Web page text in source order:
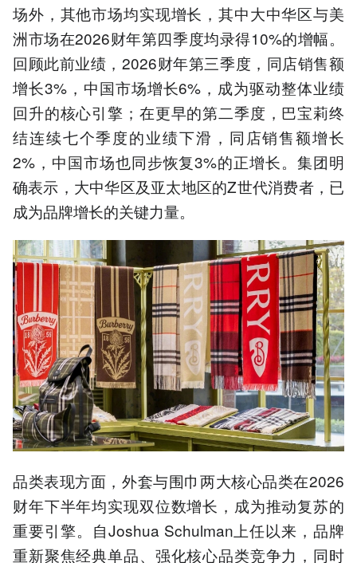
场外，其他市场均实现增长，其中大中华区与美
洲市场在2026财年第四季度均录得10%的增幅。
回顾此前业绩，2026财年第三季度，同店销售额
增长3%，中国市场增长6%，成为驱动整体业绩
回升的核心引擎；在更早的第二季度，巴宝莉终
结连续七个季度的业绩下滑，同店销售额增长
2%，中国市场也同步恢复3%的正增长。集团明
确表示，大中华区及亚太地区的Z世代消费者，已
成为品牌增长的关键力量。
品类表现方面，外套与围巾两大核心品类在2026
财年下半年均实现双位数增长，成为推动复苏的
重要引擎。自Joshua Schulman上任以来，品牌
重新聚焦经典单品、强化核心品类竞争力，同时